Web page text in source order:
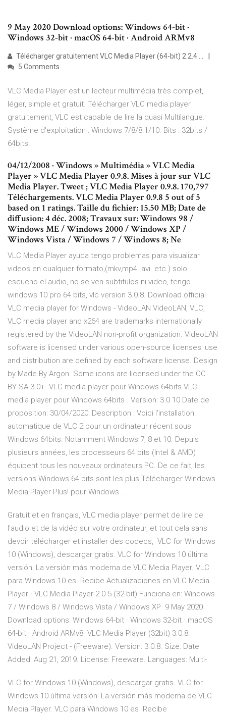
9 May 2020 Download options: Windows 64-bit ·
Windows 32-bit · macOS 64-bit · Android ARMv8
Télécharger gratuitement VLC Media Player (64-bit) 2.2.4 ...
5 Comments
VLC Media Player est un lecteur multimédia très complet,
léger, simple et gratuit. Télécharger VLC media player
gratuitement, VLC est capable de lire la quasi Multilangue.
Système d'exploitation : Windows 7/8/8.1/10. Bits : 32bits /
64bits.
04/12/2008 · Windows » Multimédia » VLC Media
Player » VLC Media Player 0.9.8. Mises à jour sur VLC
Media Player. Tweet ; VLC Media Player 0.9.8. 170,797
Téléchargements. VLC Media Player 0.9.8 5 out of 5
based on 1 ratings. Taille du fichier: 15.50 MB; Date de
diffusion: 4 déc. 2008; Travaux sur: Windows 98 /
Windows ME / Windows 2000 / Windows XP /
Windows Vista / Windows 7 / Windows 8; Ne
VLC Media Player ayuda tengo problemas para visualizar
videos en cualquier formato,(mkv,mp4. avi. etc.) solo
escucho el audio, no se ven subtitulos ni video, tengo
windows 10 pro 64 bits, vlc version 3.0.8. Download official
VLC media player for Windows - VideoLAN VideoLAN, VLC,
VLC media player and x264 are trademarks internationally
registered by the VideoLAN non-profit organization. VideoLAN
software is licensed under various open-source licenses: use
and distribution are defined by each software license. Design
by Made By Argon. Some icons are licensed under the CC
BY-SA 3.0+. VLC media player pour Windows 64bits VLC
media player pour Windows 64bits . Version: 3.0.10 Date de
proposition: 30/04/2020: Description : Voici l'installation
automatique de VLC 2 pour un ordinateur récent sous
Windows 64bits. Notamment Windows 7, 8 et 10. Depuis
plusieurs années, les processeurs 64 bits (Intel & AMD)
équipent tous les nouveaux ordinateurs PC. De ce fait, les
versions Windows 64 bits sont les plus Télécharger Windows
Media Player Plus! pour Windows ...
Gratuit et en français, VLC media player permet de lire de
l'audio et de la vidéo sur votre ordinateur, et tout cela sans
devoir télécharger et installer des codecs, VLC for Windows
10 (Windows), descargar gratis. VLC for Windows 10 última
versión: La versión más moderna de VLC Media Player. VLC
para Windows 10 es Recibe Actualizaciones en VLC Media
Player · VLC Media Player 2.0.5 (32-bit) Funciona en: Windows
7 / Windows 8 / Windows Vista / Windows XP 9 May 2020
Download options: Windows 64-bit · Windows 32-bit · macOS
64-bit · Android ARMv8 VLC Media Player (32bit) 3.0.8.
VideoLAN Project - (Freeware). Version: 3.0.8. Size: Date
Added: Aug 21, 2019. License: Freeware. Languages: Multi-
VLC for Windows 10 (Windows), descargar gratis. VLC for
Windows 10 última versión: La versión más moderna de VLC
Media Player. VLC para Windows 10 es Recibe